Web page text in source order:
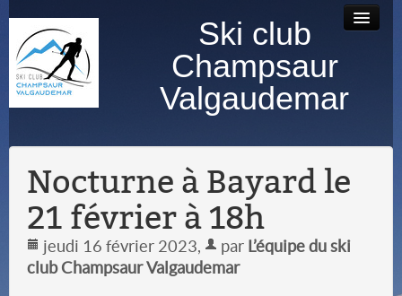
Ski club
Champsaur
Valgaudemar
Accueil Contact
photos
Nocturne à Bayard le
21 février à 18h
jeudi 16 février 2023, par L’équipe du ski
club Champsaur Valgaudemar